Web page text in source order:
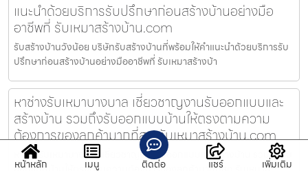
แนะนำด้วยบริการรับปรึกษาก่อนสร้างบ้านอย่างมือ
อาชีพที่ รับเหมาสร้างบ้าน.com
รับสร้างบ้านวังน้อย บริษัทรับสร้างบ้านที่พร้อมให้คำแนะนำด้วยบริการรับ
ปรึกษาก่อนสร้างบ้านอย่างมืออาชีพที่ รับเหมาสร้างบ้า
หาช่างรับเหมาบางบาล เชี่ยวชาญงานรับออกแบบและ
สร้างบ้าน รวมถึงรับออกแบบบ้านให้ตรงตามความ
ต้องการของลูกค้ามากที่สุด รับเหมาสร้างบ้าน.com
หาช่างรับเหมาบางบาล เชี่ยวชาญงานรับออกแบบและสร้างบ้าน รวมถึงรับ
หน้าหลัก เมนู ติดต่อ แชร์ เพิ่มเติม